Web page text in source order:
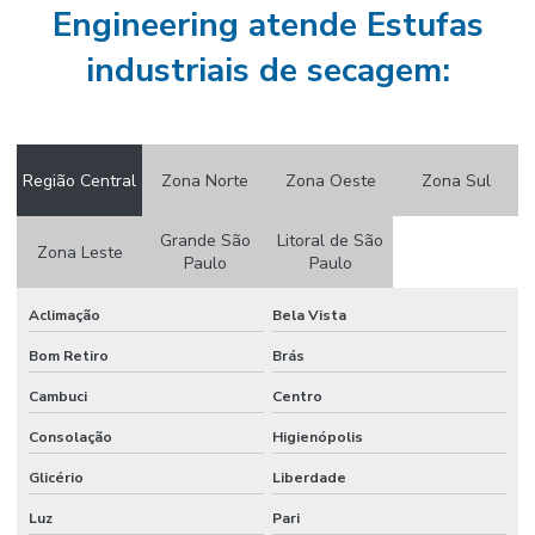
Fábrica de estufas industriais
Fábrica de fornos industriais
Fabricação de fornos industriais
Fabricante estufa laboratório
Fabricante de estufas para pintura eletrostática
Fabricantes de estufas industriais
Fabricantes de fornos para tratamento térmico
Fabricantes de quadro de comando
Fabricantes de quadros de comando em são paulo
Fornecedor de forno industrial
Engineering atende Estufas
industriais de secagem:
Região Central Zona Norte Zona Oeste Zona Sul
Zona Leste
Grande São
Paulo
Litoral de São
Paulo
Aclimação Bela Vista
Bom Retiro Brás
Cambuci Centro
Consolação Higienópolis
Glicério Liberdade
Luz Pari